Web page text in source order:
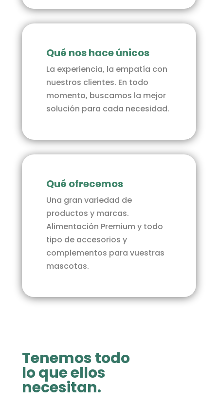
Qué nos hace únicos
La experiencia, la empatía con
nuestros clientes. En todo
momento, buscamos la mejor
solución para cada necesidad.
Qué ofrecemos
Una gran variedad de
productos y marcas.
Alimentación Premium y todo
tipo de accesorios y
complementos para vuestras
mascotas.
Tenemos todo
lo que ellos
necesitan.